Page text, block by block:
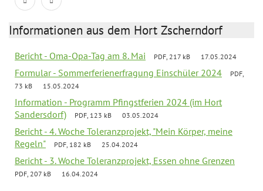
Informationen aus dem Hort Zscherndorf
Bericht - Oma-Opa-Tag am 8. Mai PDF, 217 kB 17.05.2024
Formular - Sommerferienerfragung Einschüler 2024
PDF,
73 kB
15.05.2024
Information - Programm Pfingstferien 2024 (im Hort
Sandersdorf)
PDF, 123 kB 03.05.2024
Bericht - 4. Woche Toleranzprojekt, "Mein Körper, meine
Regeln"
PDF, 182 kB 25.04.2024
Bericht - 3. Woche Toleranzprojekt, Essen ohne Grenzen
PDF, 207 kB 16.04.2024